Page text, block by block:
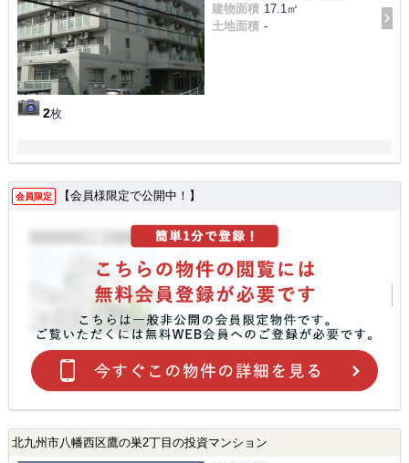
2枚
建物面積 17.1㎡
土地面積 -
会員限定 【会員様限定で公開中！】
北九州市八幡西区鷹の巣2丁目の投資マンション